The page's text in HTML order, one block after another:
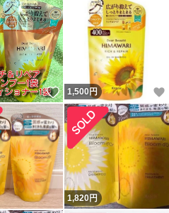
いいね！
1,500 円
1,820円